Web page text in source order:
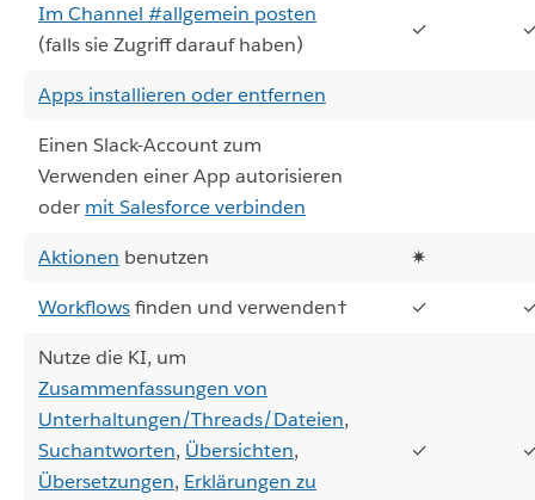
Im Channel #allgemein posten
(falls sie Zugriff darauf haben)
✓
Apps installieren oder entfernen
Einen Slack-Account zum
Verwenden einer App autorisieren
oder mit Salesforce verbinden
Aktionen benutzen
✷
Workflowsfinden und verwenden† ✓
Nutze die KI, um
Zusammenfassungen von
Unterhaltungen/Threads/Dateien,
Suchantworten, Übersichten,
Übersetzungen, Erklärungen zu
✓